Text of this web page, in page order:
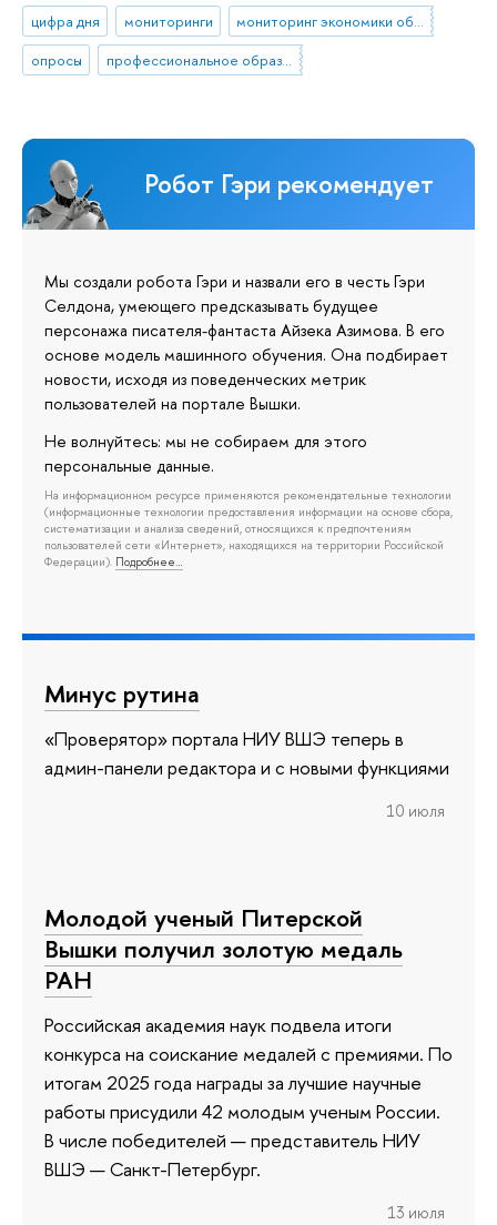
цифра дня мониторинги
мониторинг экономики образования
опросы
профессиональное образование
Робот Гэри рекомендует
Мы создали робота Гэри и назвали его в честь Гэри
Селдона, умеющего предсказывать будущее
персонажа писателя-фантаста Айзека Азимова. В его
основе модель машинного обучения. Она подбирает
новости, исходя из поведенческих метрик
пользователей на портале Вышки.
Не волнуйтесь: мы не собираем для этого
персональные данные.
На информационном ресурсе применяются рекомендательные технологии
(информационные технологии предоставления информации на основе сбора,
систематизации и анализа сведений, относящихся к предпочтениям
пользователей сети «Интернет», находящихся на территории Российской
Федерации). Подробнее…
Минус рутина
«Проверятор» портала НИУ ВШЭ теперь в
админ-панели редактора и с новыми функциями
10 июля
Молодой ученый Питерской
Вышки получил золотую медаль
РАН
Российская академия наук подвела итоги
конкурса на соискание медалей с премиями. По
итогам 2025 года награды за лучшие научные
работы присудили 42 молодым ученым России.
В числе победителей — представитель НИУ
ВШЭ — Санкт-Петербург.
13 июля